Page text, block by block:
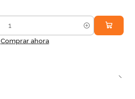
Comprar ahora